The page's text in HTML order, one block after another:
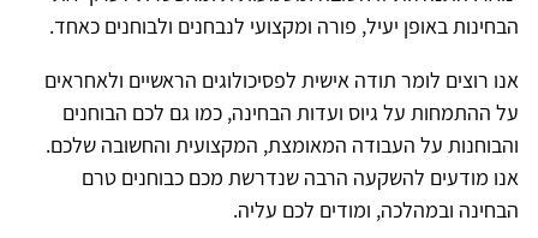
הבחינות באופן יעיל, פורה ומקצועי לנבחנים ולבוחנים כאחד.
אנו רוצים לומר תודה אישית לפסיכולוגים הראשיים ולאחראים
על ההתמחות על גיוס ועדות הבחינה, כמו גם לכם הבוחנים
והבוחנות על העבודה המאומצת, המקצועית והחשובה שלכם.
אנו מודעים להשקעה הרבה שנדרשת מכם כבוחנים טרם
הבחינה ובמהלכה, ומודים לכם עליה.